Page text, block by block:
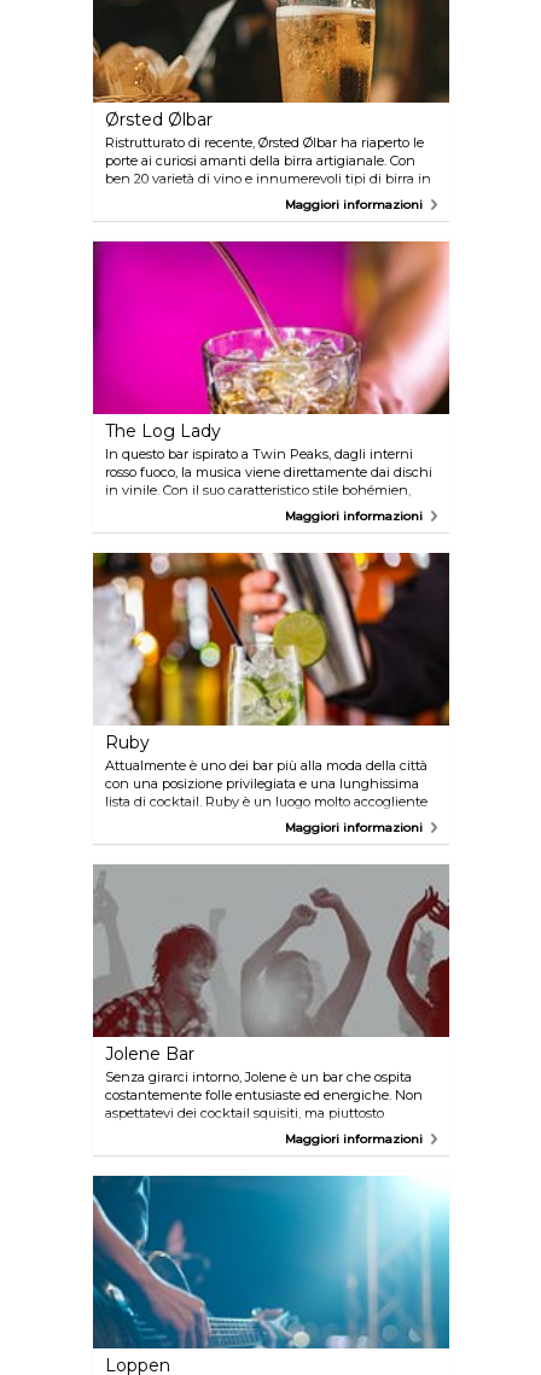
Ørsted Ølbar
Ristrutturato di recente, Ørsted Ølbar ha riaperto le
porte ai curiosi amanti della birra artigianale. Con
ben 20 varietà di vino e innumerevoli tipi di birra in
bottiglia, il bar è un luogo perfetto per giocare a
biliardino o sedersi all'aperto durante i soleggiati
Maggiori informazioni
The Log Lady
In questo bar ispirato a Twin Peaks, dagli interni
rosso fuoco, la musica viene direttamente dai dischi
in vinile. Con il suo caratteristico stile bohémien,
offre numerose varietà di bevande, eccetto i cocktail.
In compenso, le opzioni sul cibo abbondano.
Maggiori informazioni
Ruby
Attualmente è uno dei bar più alla moda della città
con una posizione privilegiata e una lunghissima
lista di cocktail. Ruby è un luogo molto accogliente
e spesso affollato, ma è perfetto per passare una
serata diversa. L'interno è elegante ma non
sicuramente vi farà sentire come a casa.
Maggiori informazioni
Jolene Bar
Senza girarci intorno, Jolene è un bar che ospita
costantemente folle entusiaste ed energiche. Non
aspettatevi dei cocktail squisiti, ma piuttosto
preparatevi a bere la birra direttamente dalla
bottiglia. Jolene è aperto fino a tarda notte, il che lo
Maggiori informazioni
Loppen